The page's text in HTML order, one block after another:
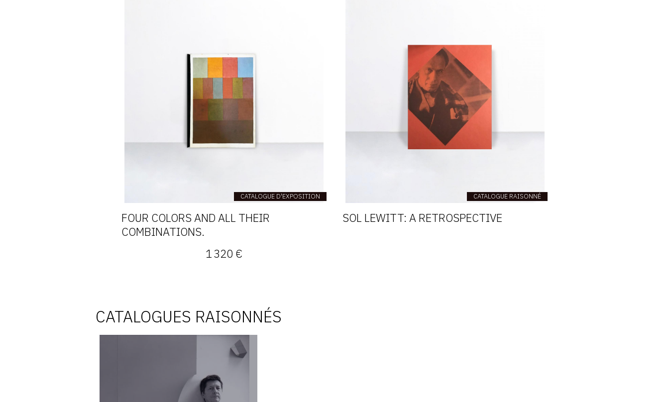
CATALOGUE D'EXPOSITION
FOUR COLORS AND ALL THEIR
COMBINATIONS.
1 320 €
CATALOGUE RAISONNÉ
SOL LEWITT: A RETROSPECTIVE
CATALOGUES RAISONNÉS